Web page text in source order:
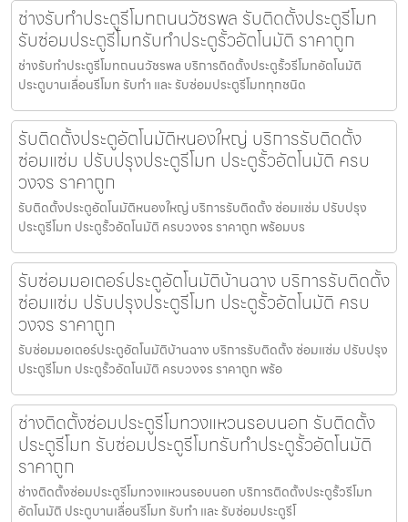
ช่างรับทำประตูรีโมทถนนวัชรพล รับติดตั้งประตูรีโมท
รับซ่อมประตูรีโมทรับทำประตูรั้วอัตโนมัติ ราคาถูก
ช่างรับทำประตูรีโมทถนนวัชรพล บริการติดตั้งประตูรั้วรีโมทอัตโนมัติ
ประตูบานเลื่อนรีโมท รับทำ และ รับซ่อมประตูรีโมททุกชนิด
รับติดตั้งประตูอัตโนมัติหนองใหญ่ บริการรับติดตั้ง
ซ่อมแซ่ม ปรับปรุงประตูรีโมท ประตูรั้วอัตโนมัติ ครบ
วงจร ราคาถูก
รับติดตั้งประตูอัตโนมัติหนองใหญ่ บริการรับติดตั้ง ซ่อมแซ่ม ปรับปรุง
ประตูรีโมท ประตูรั้วอัตโนมัติ ครบวงจร ราคาถูก พร้อมบร
รับซ่อมมอเตอร์ประตูอัตโนมัติบ้านฉาง บริการรับติดตั้ง
ซ่อมแซ่ม ปรับปรุงประตูรีโมท ประตูรั้วอัตโนมัติ ครบ
วงจร ราคาถูก
รับซ่อมมอเตอร์ประตูอัตโนมัติบ้านฉาง บริการรับติดตั้ง ซ่อมแซ่ม ปรับปรุง
ประตูรีโมท ประตูรั้วอัตโนมัติ ครบวงจร ราคาถูก พร้อ
ช่างติดตั้งซ่อมประตูรีโมทวงแหวนรอบนอก รับติดตั้ง
ประตูรีโมท รับซ่อมประตูรีโมทรับทำประตูรั้วอัตโนมัติ
ราคาถูก
ช่างติดตั้งซ่อมประตูรีโมทวงแหวนรอบนอก บริการติดตั้งประตูรั้วรีโมท
อัตโนมัติ ประตูบานเลื่อนรีโมท รับทำ และ รับซ่อมประตูรีโ